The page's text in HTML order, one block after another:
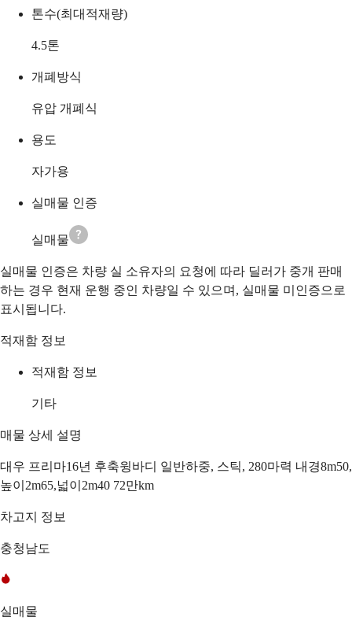
톤수(최대적재량)
4.5톤
개폐방식
유압 개폐식
용도
자가용
실매물 인증
실매물
실매물 인증은 차량 실 소유자의 요청에 따라 딜러가 중개 판매
하는 경우 현재 운행 중인 차량일 수 있으며, 실매물 미인증으로
표시됩니다.
적재함 정보
적재함 정보
기타
매물 상세 설명
대우 프리마16년 후축윙바디 일반하중, 스틱, 280마력 내경8m50,
높이2m65,넓이2m40 72만km
차고지 정보
충청남도
실매물